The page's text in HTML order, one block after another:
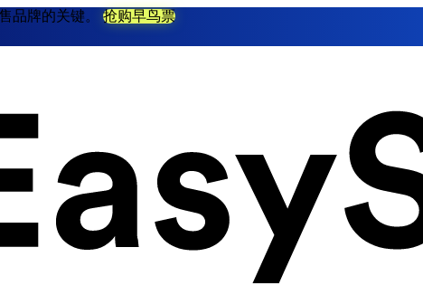
品牌的关键。 抢购早鸟票